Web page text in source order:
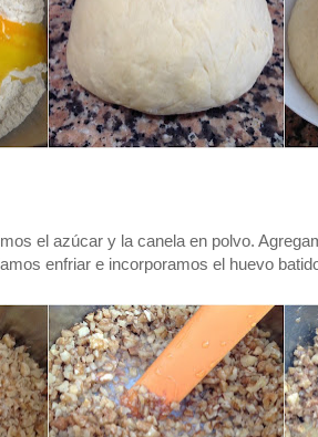
el azúcar y la canela en polvo.
enfriar e incorporamos el huevo